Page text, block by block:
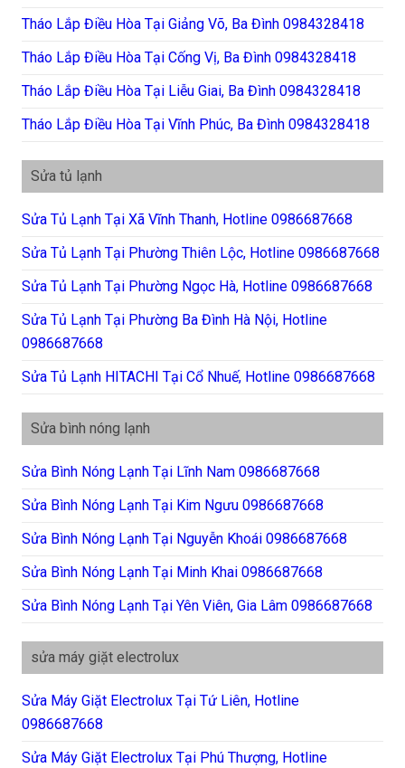
Tháo Lắp Điều Hòa Tại Giảng Võ, Ba Đình 0984328418
Tháo Lắp Điều Hòa Tại Cống Vị, Ba Đình 0984328418
Tháo Lắp Điều Hòa Tại Liễu Giai, Ba Đình 0984328418
Tháo Lắp Điều Hòa Tại Vĩnh Phúc, Ba Đình 0984328418
Sửa tủ lạnh
Sửa Tủ Lạnh Tại Xã Vĩnh Thanh, Hotline 0986687668
Sửa Tủ Lạnh Tại Phường Thiên Lộc, Hotline 0986687668
Sửa Tủ Lạnh Tại Phường Ngọc Hà, Hotline 0986687668
Sửa Tủ Lạnh Tại Phường Ba Đình Hà Nội, Hotline
0986687668
Sửa Tủ Lạnh HITACHI Tại Cổ Nhuế, Hotline 0986687668
Sửa bình nóng lạnh
Sửa Bình Nóng Lạnh Tại Lĩnh Nam 0986687668
Sửa Bình Nóng Lạnh Tại Kim Ngưu 0986687668
Sửa Bình Nóng Lạnh Tại Nguyễn Khoái 0986687668
Sửa Bình Nóng Lạnh Tại Minh Khai 0986687668
Sửa Bình Nóng Lạnh Tại Yên Viên, Gia Lâm 0986687668
sửa máy giặt electrolux
Sửa Máy Giặt Electrolux Tại Tứ Liên, Hotline
0986687668
Sửa Máy Giặt Electrolux Tại Phú Thượng, Hotline